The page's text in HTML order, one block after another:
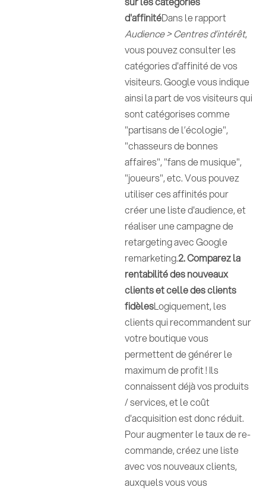
d'affinitéDans le rapport
Audience > Centres d’intérêt,
vous pouvez consulter les
catégories d'affinité de vos
visiteurs. Google vous indique
ainsi la part de vos visiteurs qui
sont catégorises comme
"partisans de l’écologie",
"chasseurs de bonnes
affaires", "fans de musique",
"joueurs", etc. Vous pouvez
utiliser ces affinités pour
créer une liste d'audience, et
réaliser une campagne de
retargeting avec Google
remarketing.2. Comparez la
rentabilité des nouveaux
clients et celle des clients
fidèlesLogiquement, les
clients qui recommandent sur
votre boutique vous
permettent de générer le
maximum de profit ! Ils
connaissent déjà vos produits
/ services, et le coût
d'acquisition est donc réduit.
Pour augmenter le taux de re-
commande, créez une liste
avec vos nouveaux clients,
auxquels vous vous